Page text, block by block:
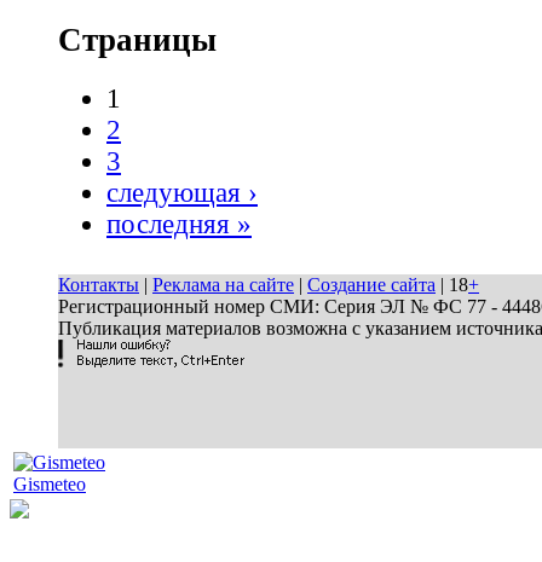
Страницы
1
2
3
следующая ›
последняя »
Контакты | Реклама на сайте | Создание сайта | 18+
Регистрационный номер СМИ: Серия ЭЛ № ФС 77 - 44486
Публикация материалов возможна с указанием
Gismeteo